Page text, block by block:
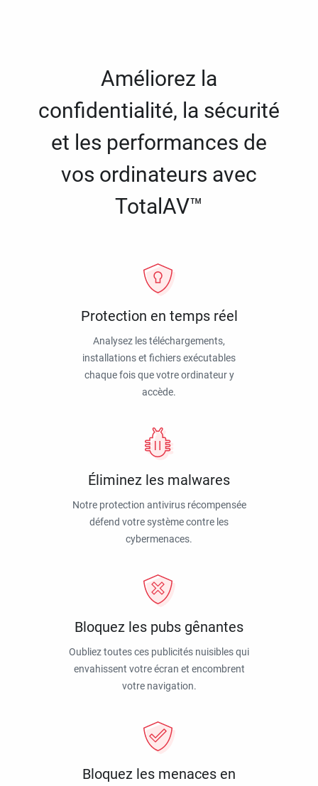
Améliorez la
confidentialité, la sécurité
et les performances de
vos ordinateurs avec
TotalAV™
Protection en temps réel
Analysez les téléchargements,
installations et fichiers exécutables
chaque fois que votre ordinateur y
accède.
Éliminez les malwares
Notre protection antivirus récompensée
défend votre système contre les
cybermenaces.
Bloquez les pubs gênantes
Oubliez toutes ces publicités nuisibles qui
envahissent votre écran et encombrent
votre navigation.
Bloquez les menaces en